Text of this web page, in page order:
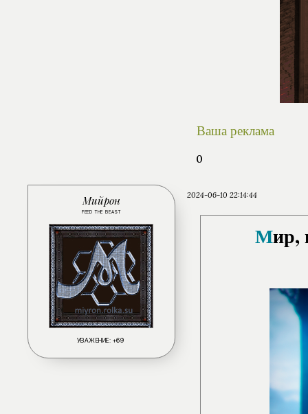
Ваша реклама
0
2024-06-10 22:14:44
Мийрон
FEED THE BEAST
УВАЖЕНИЕ: +69
Мир,